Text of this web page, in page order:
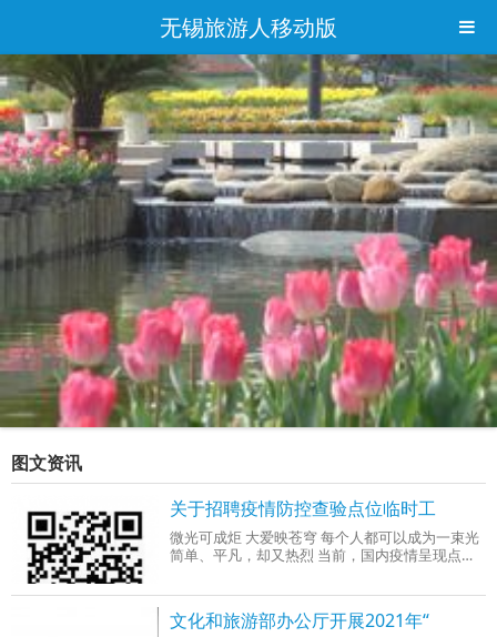
无锡旅游人移动版
图文资讯
关于招聘疫情防控查验点位临时工
微光可成炬 大爱映苍穹 每个人都可以成为一束光
简单、平凡，却又热烈 当前，国内疫情呈现点
彻落实党中央、国务院和省委省政府、市委市政
府加强疫情防控和强化稳就业决策部署，进一步
做好疫情防控战时机制常态化
文化和旅游部办公厅开展2021年“